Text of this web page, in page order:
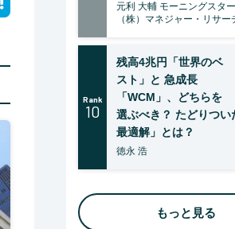
元利 大輔 モーニングスタ
（株）マネジャー・リサー
Rank
10
残高4兆円「世界のベ
スト」と 急成長
「WCM」、どちらを
選ぶべき？ たどりつい
最適解」とは？
徳永 浩
もっと見る